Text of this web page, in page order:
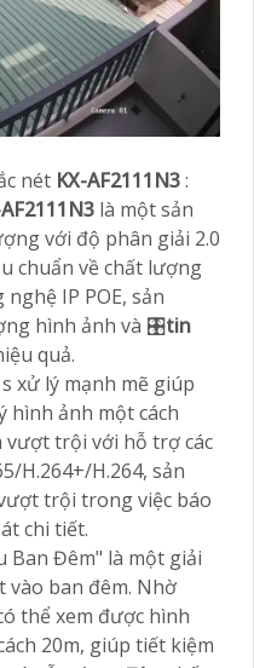
nét KX-AF2111N3:
là một sản
với độ phân giải 2.0
chuẩn về chất lượng
IP POE, sản
hình ảnh và 🎛tin
quả.
xử lý mạnh mẽ giúp
hình ảnh một cách
vượt trội với hỗ trợ các
H.264+/H.264, sản
trội trong việc báo
chi tiết.
Ban Đêm" là một giải
vào ban đêm. Nhờ
thể xem được hình
20m, giúp tiết kiệm